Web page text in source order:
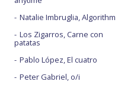
Natalie Imbruglia, Algorithm
Los Zigarros, Carne con
patatas
Pablo López, El cuatro
Peter Gabriel, o/i